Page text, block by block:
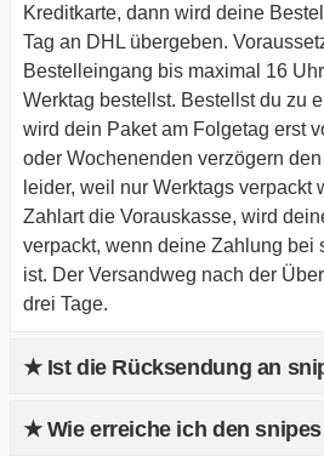
Kreditkarte, dann wird deine
Tag an DHL übergeben.
Bestelleingang bis maximal 16
Werktag bestellst. Bestellst du zu
wird dein Paket am Folgetag erst
oder Wochenenden verzögern
leider, weil nur Werktags verpackt
Zahlart die Vorauskasse, wird
verpackt, wenn deine Zahlung bei
ist. Der Versandweg nach der
drei Tage.
★ Ist die Rücksendung an
Ja. Du findest im Paket bei der
★ Wie erreiche ich den